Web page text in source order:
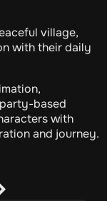
village,
with their daily
based
with
and journey.